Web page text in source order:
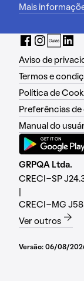
Mais
Aviso de
Termos e
Política de
Preferências de
Manual do
GRPQA Ltda.
CRECI-SP
CRECI-MG
Ver outros
Versão: 06/08/